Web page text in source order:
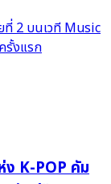
ที่ 2 บนเวที Music
รั้งแรก
ง K-POP คัม